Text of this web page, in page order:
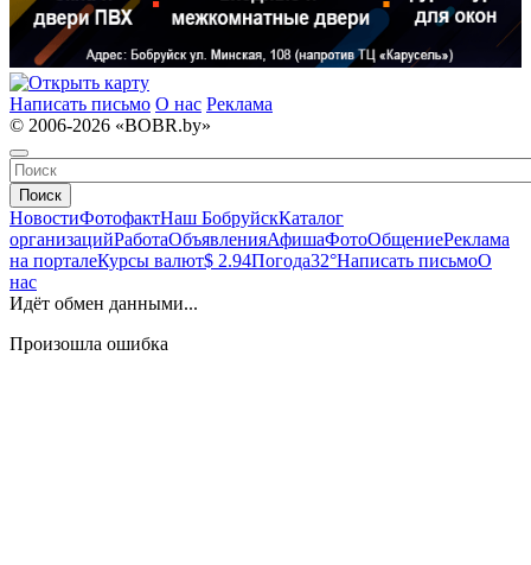
Написать письмо О нас Реклама
© 2006-2026 «BOBR.by»
Поиск
НовостиФотофактНаш БобруйскКаталог
организацийРаботаОбъявленияАфишаФотоОбщениеРеклама
на порталеКурсы валют$ 2.94Погода32°Написать письмоО
нас
Идёт обмен данными...
Произошла ошибка